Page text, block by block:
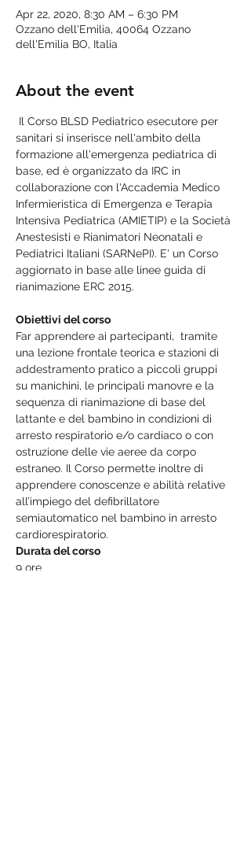
Apr 22, 2020, 8:30 AM – 6:30 PM
Ozzano dell'Emilia, 40064 Ozzano
dell'Emilia BO, Italia
About the event
Il Corso BLSD Pediatrico esecutore per
sanitari si inserisce nell'ambito della
formazione all'emergenza pediatrica di
base, ed è organizzato da IRC in
collaborazione con l'Accademia Medico
Infermieristica di Emergenza e Terapia
Intensiva Pediatrica (AMIETIP) e la Società
Anestesisti e Rianimatori Neonatali e
Pediatrici Italiani (SARNePI). E' un Corso
aggiornato in base alle linee guida di
rianimazione ERC 2015.
Obiettivi del corso
Far apprendere ai partecipanti,  tramite
una lezione frontale teorica e stazioni di
addestramento pratico a piccoli gruppi
su manichini, le principali manovre e la
sequenza di rianimazione di base del
lattante e del bambino in condizioni di
arresto respiratorio e/o cardiaco o con
ostruzione delle vie aeree da corpo
estraneo. Il Corso permette inoltre di
apprendere conoscenze e abilità relative
all’impiego del defibrillatore
semiautomatico nel bambino in arresto
cardiorespiratorio.
Durata del corso
9 ore